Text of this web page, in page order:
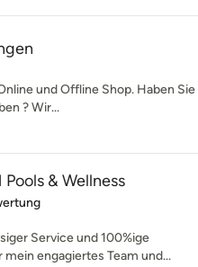
und Offline Shop. Haben Sie
? Wir...
& Wellness
1 von 5 Sternen
Service und 100%ige
engagiertes Team und...